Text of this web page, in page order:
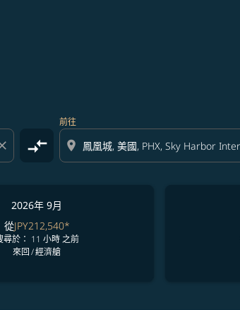
compare_arrows
前往
location_on
2026年 9月
從JPY212,540*
尋於： 11 小時 之前
來回/經濟艙